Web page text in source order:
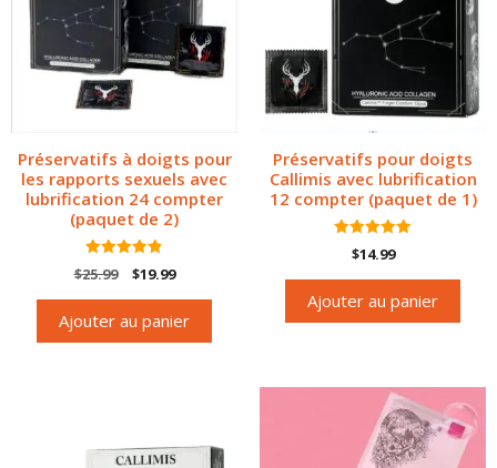
Préservatifs à doigts pour
les rapports sexuels avec
lubrification 24 compter
(paquet de 2)
4.89
sur 5
$25.99 $19.99
Ajouter au panier
Préservatifs pour doigts
Callimis avec lubrification
12 compter (paquet de 1)
5.00
sur 5
$14.99
Ajouter au panier